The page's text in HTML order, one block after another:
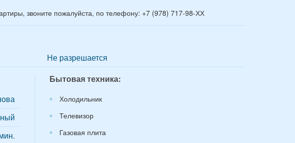
звоните пожалуйста, по телефону: +7 (978) 717-98-ХХ
Не разрешается
Бытовая техника:
Холодильник
Телевизор
Газовая плита